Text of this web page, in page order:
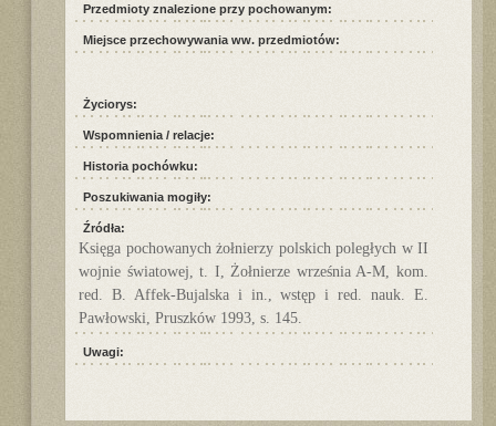
Przedmioty znalezione przy pochowanym:
Miejsce przechowywania ww. przedmiotów:
Życiorys:
Wspomnienia / relacje:
Historia pochówku:
Poszukiwania mogiły:
Źródła:
Księga pochowanych żołnierzy polskich poległych w II
wojnie światowej, t. I, Żołnierze września A-M, kom.
red. B. Affek-Bujalska i in., wstęp i red. nauk. E.
Pawłowski, Pruszków 1993, s. 145.
Uwagi: